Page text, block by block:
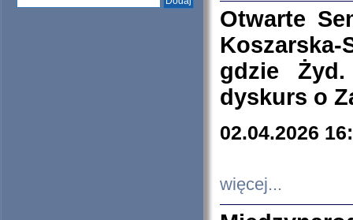
Otwarte
Koszarska-
gdzie
dyskurs o
02.04.2026
więcej...